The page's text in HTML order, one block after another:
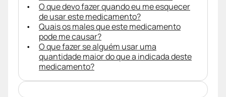
O que devo fazer quando eu me esquecer
de usar este medicamento?
Quais os males que este medicamento
pode me causar?
O que fazer se alguém usar uma
quantidade maior do que a indicada deste
medicamento?